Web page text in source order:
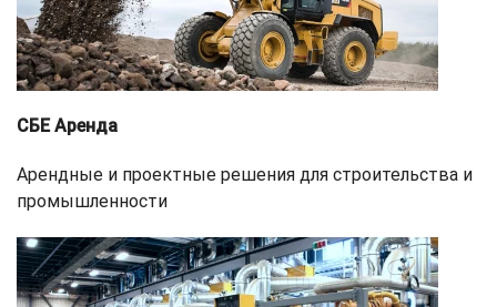
СБЕ Аренда
Арендные и проектные решения для строительства и
промышленности